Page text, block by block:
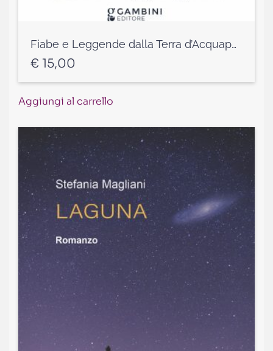
Fiabe e Leggende dalla Terra d’Acquapendente di Roberto Colonnelli
€ 15,00
Aggiungi al carrello